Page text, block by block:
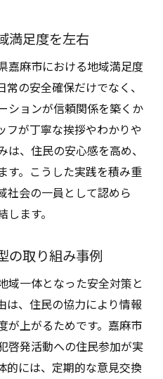
満足度を左右
嘉麻市における地域満足度
の安全確保だけでなく、
ションが信頼関係を築くか
フが丁寧な挨拶やわかりや
、住民の安心感を高め、
す。こうした実践を積み重
社会の一員として認めら
ます。
の取り組み事例
域一体となった安全対策と
は、住民の協力により情報
が上がるためです。嘉麻市
啓発活動への住民参加が実
的には、定期的な意見交換